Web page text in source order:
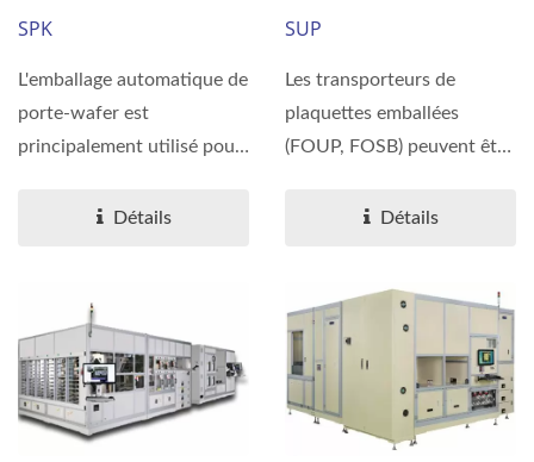
SPK
L'emballage automatique de
porte-wafer est
principalement utilisé pour
Détails
SUP
Les transporteurs de
plaquettes emballées
(FOUP, FOSB) peuvent être
Détails